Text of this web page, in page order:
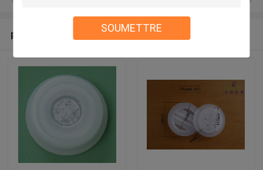
SOUMETTRE
produits recommandés